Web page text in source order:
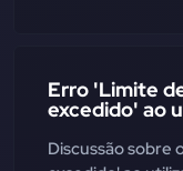
Erro 'Limite
excedido' ao
Discussão sobre